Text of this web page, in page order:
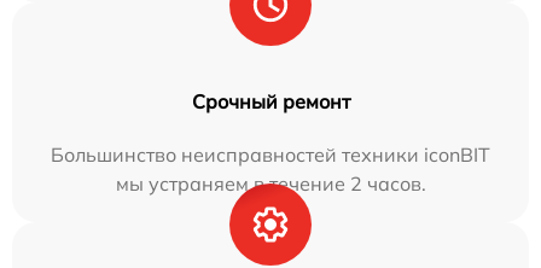
Срочный ремонт
Большинство неисправностей техники iconBIT
мы устраняем в течение 2 часов.